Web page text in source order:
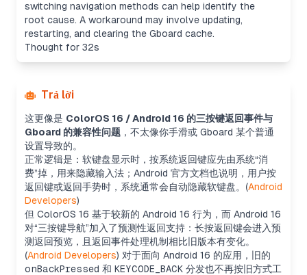
switching navigation methods can help identify the
root cause. A workaround may involve updating,
restarting, and clearing the Gboard cache.
Thought for 32s
Trả lời
这更像是 ColorOS 16 / Android 16 的三按键返回事件与
Gboard 的兼容性问题 ，不太像你手滑或 Gboard 某个普通
设置导致的。
正常逻辑是：软键盘显示时，按系统返回键应先由系统“消
费”掉，用来隐藏输入法；Android 官方文档也说明，用户按
返回键或返回手势时，系统通常会自动隐藏软键盘。(Android
Developers)
但 ColorOS 16 基于较新的 Android 16 行为，而 Android 16
对“三按键导航”加入了预测性返回支持：长按返回键会进入预
测返回预览，且返回事件处理机制相比旧版本有变化。
(Android Developers) 对于面向 Android 16 的应用，旧的
onBackPressed 和 KEYCODE_BACK 分发也不再按旧方式工